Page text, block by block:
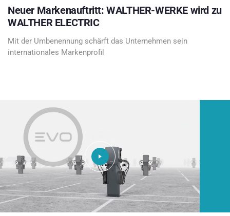
Neuer Markenauftritt: WALTHER-WERKE wird zu
WALTHER ELECTRIC
Mit der Umbenennung schärft das Unternehmen sein
internationales Markenprofil